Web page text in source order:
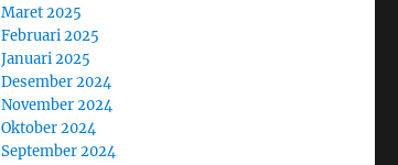
Maret 2025
Februari 2025
Januari 2025
Desember 2024
November 2024
Oktober 2024
September 2024